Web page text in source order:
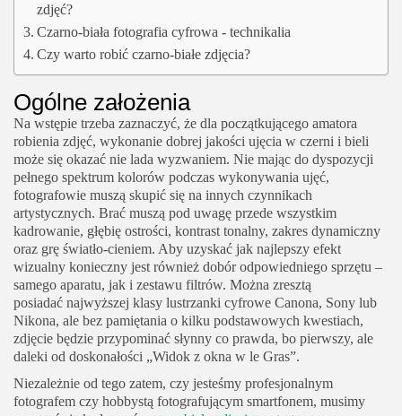
zdjęć?
Czarno-biała fotografia cyfrowa - technikalia
Czy warto robić czarno-białe zdjęcia?
Ogólne założenia
Na wstępie trzeba zaznaczyć, że dla początkującego amatora
robienia zdjęć, wykonanie dobrej jakości ujęcia w czerni i bieli
może się okazać nie lada wyzwaniem. Nie mając do dyspozycji
pełnego spektrum kolorów podczas wykonywania ujęć,
fotografowie muszą skupić się na innych czynnikach
artystycznych. Brać muszą pod uwagę przede wszystkim
kadrowanie, głębię ostrości, kontrast tonalny, zakres dynamiczny
oraz grę światło-cieniem. Aby uzyskać jak najlepszy efekt
wizualny konieczny jest również dobór odpowiedniego sprzętu –
samego aparatu, jak i zestawu filtrów. Można zresztą
posiadać najwyższej klasy lustrzanki cyfrowe Canona, Sony lub
Nikona, ale bez pamiętania o kilku podstawowych kwestiach,
zdjęcie będzie przypominać słynny co prawda, bo pierwszy, ale
daleki od doskonałości „Widok z okna w le Gras”.
Niezależnie od tego zatem, czy jesteśmy profesjonalnym
fotografem czy hobbystą fotografującym smartfonem, musimy